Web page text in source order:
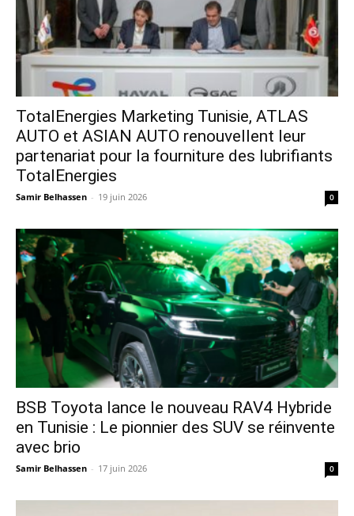
TotalEnergies Marketing Tunisie, ATLAS
AUTO et ASIAN AUTO renouvellent leur
partenariat pour la fourniture des lubrifiants
TotalEnergies
Samir Belhassen - 19 juin 2026 0
​BSB Toyota lance le nouveau RAV4 Hybride
en Tunisie : Le pionnier des SUV se réinvente
avec brio
Samir Belhassen - 17 juin 2026 0